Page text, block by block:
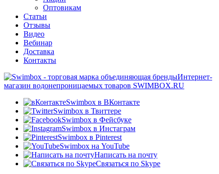
Оптовикам
Статьи
Отзывы
Видео
Вебинар
Доставка
Контакты
Интернет-
магазин водонепроницаемых товаров SWIMBOX.RU
Swimbox в ВКонтакте
Swimbox в Твиттере
Swimbox в Фейсбуке
Swimbox в Инстаграм
Swimbox в Pinterest
Swimbox на YouTube
Написать на почту
Связаться по Skype